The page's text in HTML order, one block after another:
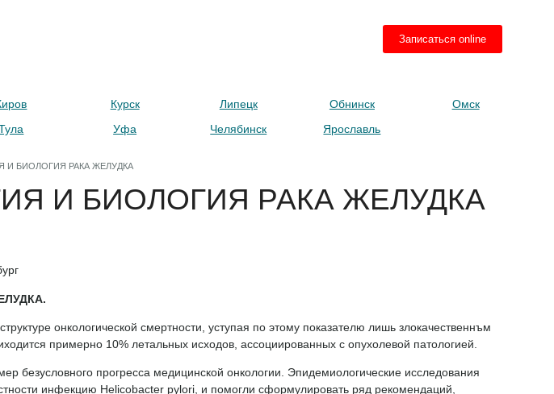
Записаться online
Курск Липецк Обнинск
Омск
Уфа Челябинск Ярославль
И БИОЛОГИЯ РАКА ЖЕЛУДКА
И БИОЛОГИЯ РАКА ЖЕЛУДКА
онкологической смертности, уступая по этому показателю лишь злокачественнъм
примерно 10% летальных исходов, ассоциированных с опухолевой патологией.
безусловного прогресса медицинской онкологии. Эпидемиологические исследования
инфекцию Helicobacter pylori, и помогли сформулировать ряд рекомендаций,